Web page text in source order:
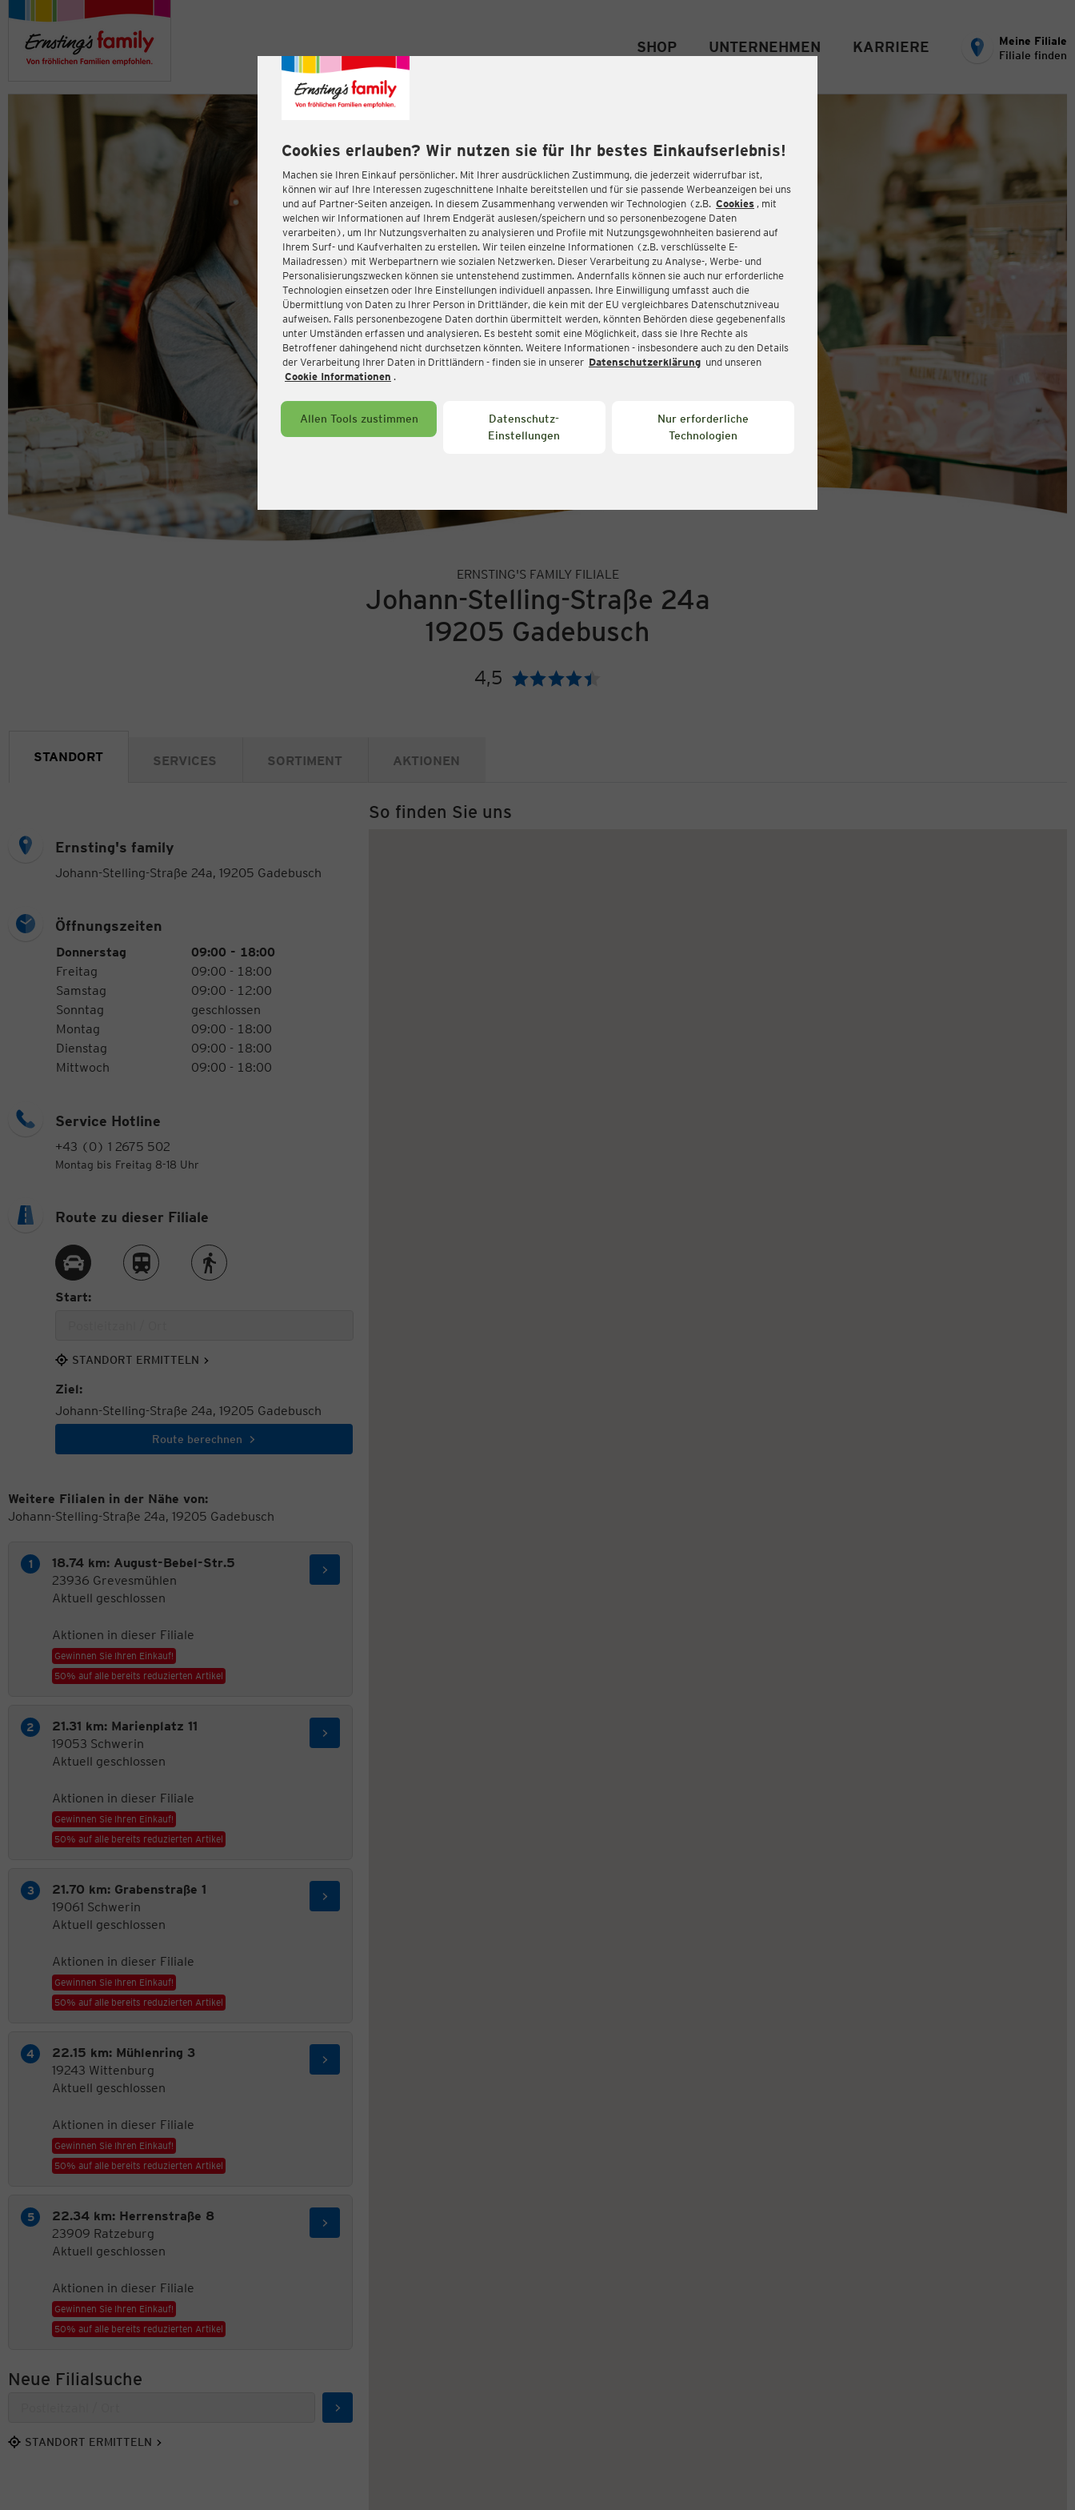
Cookies erlauben? Wir nutzen sie für Ihr bestes Einkaufserlebnis!
Machen sie Ihren Einkauf persönlicher. Mit Ihrer ausdrücklichen Zustimmung, die jederzeit widerrufbar ist,
können wir auf Ihre Interessen zugeschnittene Inhalte bereitstellen und für sie passende Werbeanzeigen bei uns
und auf Partner-Seiten anzeigen. In diesem Zusammenhang verwenden wir Technologien (z.B. Cookies , mit
welchen wir Informationen auf Ihrem Endgerät auslesen/speichern und so personenbezogene Daten
verarbeiten), um Ihr Nutzungsverhalten zu analysieren und Profile mit Nutzungsgewohnheiten basierend auf
Ihrem Surf- und Kaufverhalten zu erstellen. Wir teilen einzelne Informationen (z.B. verschlüsselte E-
Mailadressen) mit Werbepartnern wie sozialen Netzwerken. Dieser Verarbeitung zu Analyse-, Werbe- und
Personalisierungszwecken können sie untenstehend zustimmen. Andernfalls können sie auch nur erforderliche
Technologien einsetzen oder Ihre Einstellungen individuell anpassen. Ihre Einwilligung umfasst auch die
Übermittlung von Daten zu Ihrer Person in Drittländer, die kein mit der EU vergleichbares Datenschutzniveau
aufweisen. Falls personenbezogene Daten dorthin übermittelt werden, könnten Behörden diese gegebenenfalls
unter Umständen erfassen und analysieren. Es besteht somit eine Möglichkeit, dass sie Ihre Rechte als
Betroffener dahingehend nicht durchsetzen könnten. Weitere Informationen - insbesondere auch zu den Details
der Verarbeitung Ihrer Daten in Drittländern - finden sie in unserer Datenschutzerklärung und unseren
Cookie Informationen .
Allen Tools zustimmen
Datenschutz-
Einstellungen
Nur erforderliche
Technologien
SHOP UNTERNEHMEN KARRIERE
Meine Filiale
Filiale finden
ERNSTING'S FAMILY FILIALE
Johann-Stelling-Straße 24a
19205 Gadebusch
4,5 Bewertung:
STANDORT SERVICES SORTIMENT AKTIONEN
Ernsting's family
Johann-Stelling-Straße 24a, 19205 Gadebusch
Öffnungszeiten
Öffnungszeiten
WochentagUhrzeiten
Donnerstag
09:00 - 18:00
Freitag
09:00 - 18:00
Samstag
09:00 - 12:00
Sonntag
geschlossen
Montag
09:00 - 18:00
Dienstag
09:00 - 18:00
Mittwoch
09:00 - 18:00
Service Hotline
+43 (0) 1 2675 502
Montag bis Freitag 8-18 Uhr
So finden Sie uns
Route zu dieser Filiale
Route per AutoRoute per ZugRoute zu Fuß
Start:
STANDORT ERMITTELN
Ziel:
Johann-Stelling-Straße 24a, 19205 Gadebusch
Route berechnen
Weitere Filialen in der Nähe von:
Johann-Stelling-Straße 24a, 19205 Gadebusch
18.74 km: August-Bebel-Str.5
23936 Grevesmühlen
Aktuell geschlossen
Aktionen in dieser Filiale
Gewinnen Sie Ihren Einkauf!
50% auf alle bereits reduzierten Artikel
21.31 km: Marienplatz 11
19053 Schwerin
Aktuell geschlossen
Aktionen in dieser Filiale
Gewinnen Sie Ihren Einkauf!
50% auf alle bereits reduzierten Artikel
21.70 km: Grabenstraße 1
19061 Schwerin
Aktuell geschlossen
Aktionen in dieser Filiale
Gewinnen Sie Ihren Einkauf!
50% auf alle bereits reduzierten Artikel
22.15 km: Mühlenring 3
19243 Wittenburg
Aktuell geschlossen
Aktionen in dieser Filiale
Gewinnen Sie Ihren Einkauf!
50% auf alle bereits reduzierten Artikel
22.34 km: Herrenstraße 8
23909 Ratzeburg
Aktuell geschlossen
Aktionen in dieser Filiale
Gewinnen Sie Ihren Einkauf!
50% auf alle bereits reduzierten Artikel
Neue Filialsuche
Suchen
STANDORT ERMITTELN